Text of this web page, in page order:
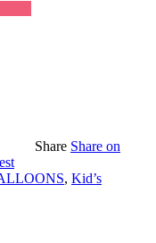
Share Share on
, Kid’s